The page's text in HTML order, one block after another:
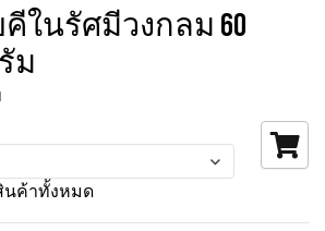
ในรัศมีวงกลม 60
ม
นค้าทั้งหมด